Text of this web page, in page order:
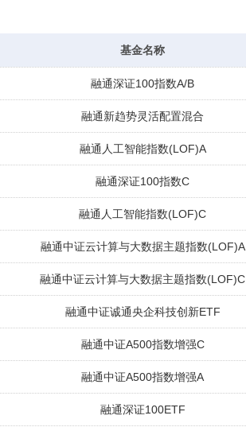
基金名称
融通深证100指数A/B
融通新趋势灵活配置混合
融通人工智能指数(LOF)A
融通深证100指数C
融通人工智能指数(LOF)C
融通中证云计算与大数据主题指数(LOF)A
融通中证云计算与大数据主题指数(LOF)C
融通中证诚通央企科技创新ETF
融通中证A500指数增强C
融通中证A500指数增强A
融通深证100ETF